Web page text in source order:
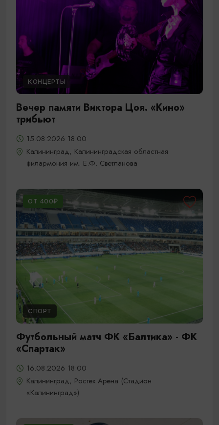
КОНЦЕРТЫ
Вечер памяти Виктора Цоя. «Кино»
трибьют
15.08.2026 18:00
Калининград, Калининградская областная
филармония им. Е.Ф. Светланова
ОТ 400₽
СПОРТ
Футбольный матч ФК «Балтика» - ФК
«Спартак»
16.08.2026 18:00
Калининград, Ростех Арена (Стадион
«Калининград»)